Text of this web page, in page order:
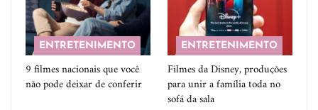
ENTRETENIMENTO
9 filmes nacionais que você
não pode deixar de conferir
ENTRETENIMENTO
Filmes da Disney, produções
para unir a família toda no
sofá da sala